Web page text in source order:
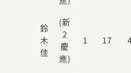
鈴
木
佳
(新
2
慶
應)
1 17